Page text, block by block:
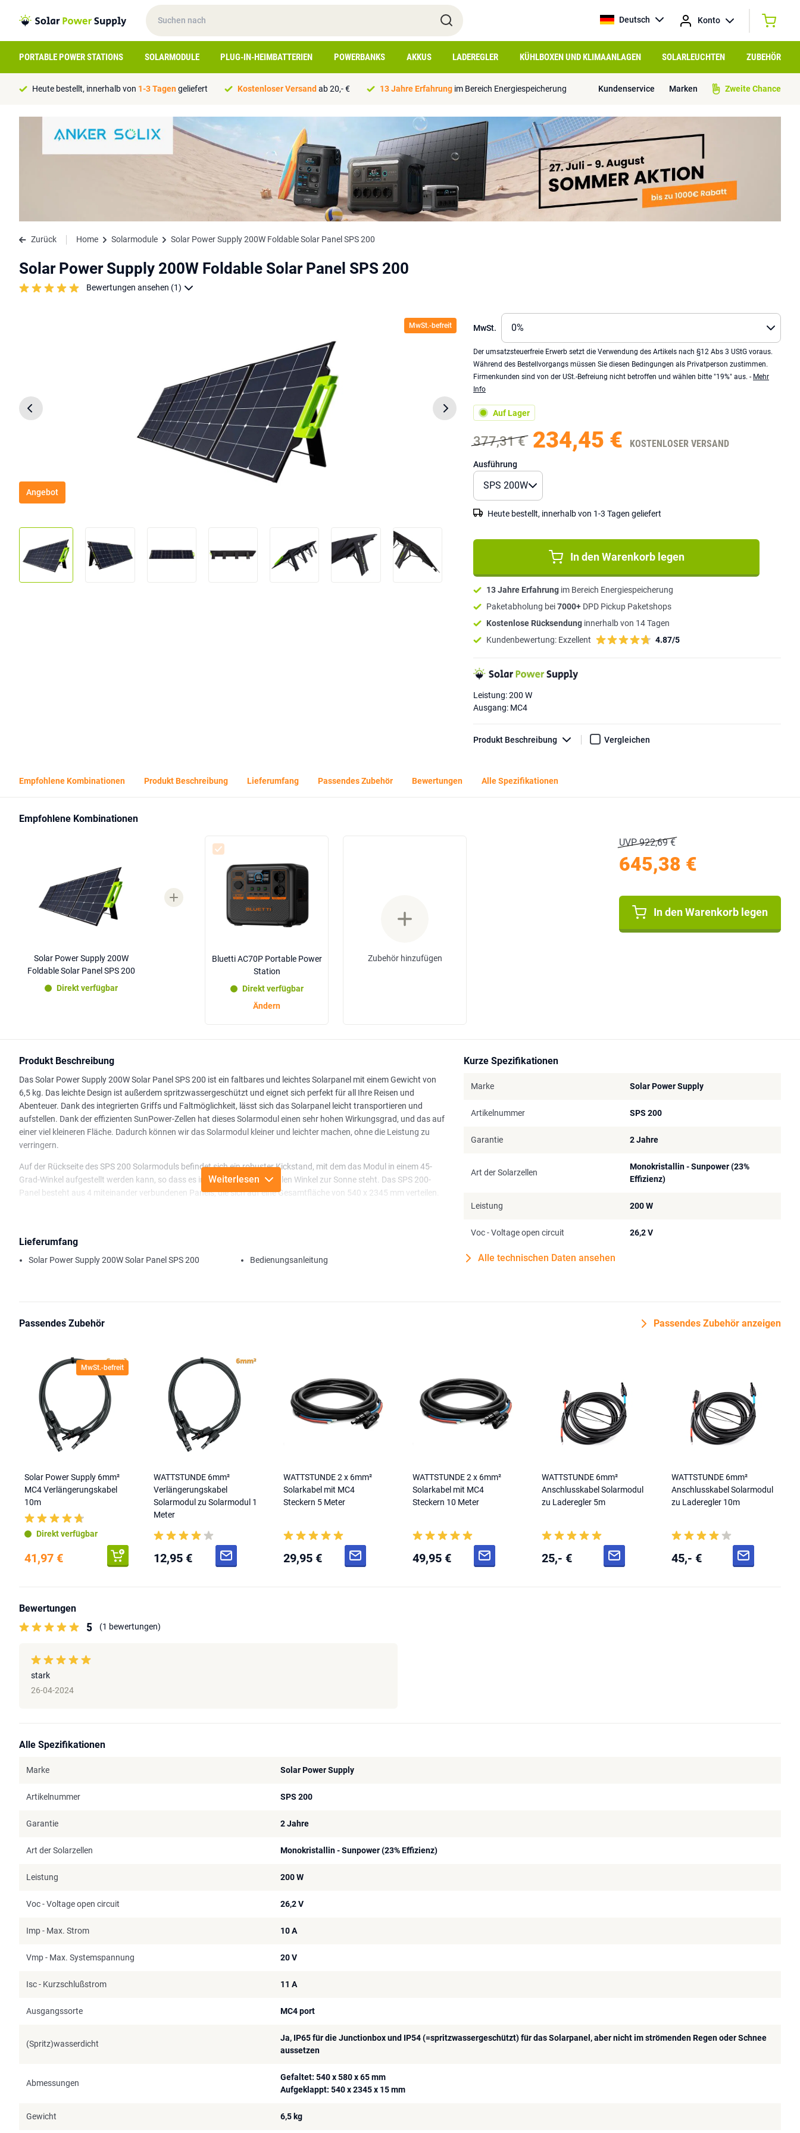
Deutsch Konto
PORTABLE POWER STATIONS SOLARMODULE PLUG-IN-HEIMBATTERIEN POWERBANKS AKKUS LADEREGLER KÜHLBOXEN UND KLIMAANLAGEN SOLARLEUCHTEN ZUBEHÖR
Heute bestellt, innerhalb von 1-3 Tagengeliefert Kostenloser Versand ab 20,- € 13 Jahre Erfahrung im Bereich Energiespeicherung Kundenservice Marken Zweite Chance
Zurück Home Solarmodule Solar Power Supply 200W Foldable Solar Panel SPS 200
Solar Power Supply 200W Foldable Solar Panel SPS 200
Bewertungen ansehen (1)
Angebot
MwSt.-befreit MwSt.
Der umsatzsteuerfreie Erwerb setzt die Verwendung des Artikels nach §12 Abs 3 UStG voraus.
Während des Bestellvorgangs müssen Sie diesen Bedingungen als Privatperson zustimmen.
Firmenkunden sind von der USt.-Befreiung nicht betroffen und wählen bitte "19%" aus. - Mehr
Info
Auf Lager
377,31 € 234,45 € KOSTENLOSER VERSAND
Ausführung
Heute bestellt, innerhalb von 1-3 Tagen geliefert
In den Warenkorb legen
13 Jahre Erfahrung im Bereich Energiespeicherung
Paketabholung bei7000+ DPD Pickup Paketshops
Kostenlose Rücksendung innerhalb von 14 Tagen
Kundenbewertung: Exzellent 4.87/5
Leistung: 200 W
Ausgang: MC4
Produkt Beschreibung Vergleichen
Empfohlene Kombinationen Produkt Beschreibung Lieferumfang Passendes Zubehör Bewertungen Alle Spezifikationen
Empfohlene Kombinationen
Solar Power Supply 200W
Foldable Solar Panel SPS 200
Direkt verfügbar
Bluetti AC70P Portable Power
Station
Direkt verfügbar
Ändern
Zubehör hinzufügen
645,38 €
UVP 922,69 €
In den Warenkorb legen
Produkt Beschreibung
Das Solar Power Supply 200W Solar Panel SPS 200 ist ein faltbares und leichtes Solarpanel mit einem Gewicht von
6,5 kg. Das leichte Design ist außerdem spritzwassergeschützt und eignet sich perfekt für all Ihre Reisen und
Abenteuer. Dank des integrierten Griffs und Faltmöglichkeit, lässt sich das Solarpanel leicht transportieren und
aufstellen. Dank der effizienten SunPower-Zellen hat dieses Solarmodul einen sehr hohen Wirkungsgrad, und das auf
einer viel kleineren Fläche. Dadurch können wir das Solarmodul kleiner und leichter machen, ohne die Leistung zu
verringern.
Auf der Rückseite des SPS 200 Solarmoduls befindet sich ein robuster Kickstand, mit dem das Modul in einem 45-
Grad-Winkel aufgestellt werden kann, so dass es immer in einem optimalen Winkel zur Sonne steht. Das SPS 200-
Panel besteht aus 4 miteinander verbundenen Panels, die sich auf eine Gesamtfläche von 540 x 2345 mm verteilen.
möglich, das Solarpanel in Kombination mit einem Adapter an eine Power Station anzuschließen.
Weiterlesen
Lieferumfang
Solar Power Supply 200W Solar Panel SPS 200 Bedienungsanleitung
Kurze Spezifikationen
Marke Solar Power Supply
Artikelnummer SPS 200
Garantie 2 Jahre
Art der Solarzellen
Monokristallin - Sunpower (23%
Effizienz)
Leistung 200 W
Voc - Voltage open circuit 26,2 V
Alle technischen Daten ansehen
Passendes Zubehör Passendes Zubehör anzeigen
MwSt.-befreit
Solar Power Supply 6mm²
MC4 Verlängerungskabel
10m
Direkt verfügbar
41,97 €
WATTSTUNDE 6mm²
Verlängerungskabel
Solarmodul zu Solarmodul 1
Meter
12,95 €
WATTSTUNDE 2 x 6mm²
Solarkabel mit MC4
Steckern 5 Meter
29,95 €
WATTSTUNDE 2 x 6mm²
Solarkabel mit MC4
Steckern 10 Meter
49,95 €
WATTSTUNDE 6mm²
Anschlusskabel Solarmodul
zu Laderegler 5m
25,- €
WATTSTUNDE 6mm²
Anschlusskabel Solarmodul
zu Laderegler 10m
45,- €
Bewertungen
5 (1 bewertungen)
stark
26-04-2024
Alle Spezifikationen
Marke Solar Power Supply
Artikelnummer SPS 200
Garantie 2 Jahre
Art der Solarzellen Monokristallin - Sunpower (23% Effizienz)
Leistung 200 W
Voc - Voltage open circuit 26,2 V
Imp - Max. Strom 10 A
Vmp - Max. Systemspannung 20 V
Isc - Kurzschlußstrom 11 A
Ausgangssorte MC4 port
(Spritz)wasserdicht
Ja, IP65 für die Junctionbox und IP54 (=spritzwassergeschützt) für das Solarpanel, aber nicht im strömenden Regen oder Schnee
aussetzen
Abmessungen
Gefaltet: 540 x 580 x 65 mm
Aufgeklappt: 540 x 2345 x 15 mm
Gewicht 6,5 kg